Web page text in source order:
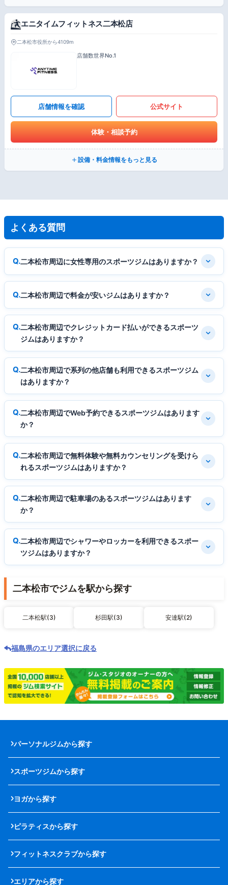
エニタイムフィットネス二本松店
二本松市役所から4109m
店舗数世界No.1
店舗情報を確認 公式サイト
体験・相談予約
設備・料金情報をもっと見る
よくある質問
二本松市周辺に女性専用のスポーツジムはありますか？
二本松市周辺で料金が安いジムはありますか？
二本松市周辺でクレジットカード払いができるスポーツ
ジムはありますか？
二本松市周辺で系列の他店舗も利用できるスポーツジム
はありますか？
二本松市周辺でWeb予約できるスポーツジムはあります
か？
二本松市周辺で無料体験や無料カウンセリングを受けら
れるスポーツジムはありますか？
二本松市周辺で駐車場のあるスポーツジムはあります
か？
二本松市周辺でシャワーやロッカーを利用できるスポー
ツジムはありますか？
二本松市でジムを駅から探す
二本松駅(3) 杉田駅(3) 安達駅(2)
福島県のエリア選択に戻る
パーソナルジムから探す
スポーツジムから探す
ヨガから探す
ピラティスから探す
フィットネスクラブから探す
エリアから探す